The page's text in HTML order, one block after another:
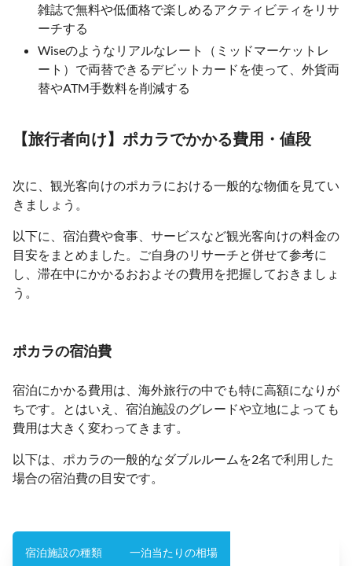
雑誌で無料や低価格で楽しめるアクティビティをリサ
ーチする
Wiseのようなリアルなレート（ミッドマーケットレ
ート）で両替できるデビットカードを使って、外貨両
替やATM手数料を削減する
【旅行者向け】ポカラでかかる費用・値段
次に、観光客向けのポカラにおける一般的な物価を見てい
きましょう。
以下に、宿泊費や食事、サービスなど観光客向けの料金の
目安をまとめました。ご自身のリサーチと併せて参考に
し、滞在中にかかるおおよその費用を把握しておきましょ
う。
ポカラの宿泊費
宿泊にかかる費用は、海外旅行の中でも特に高額になりが
ちです。とはいえ、宿泊施設のグレードや立地によっても
費用は大きく変わってきます。
以下は、ポカラの一般的なダブルルームを2名で利用した
場合の宿泊費の目安です。
宿泊施設の種類 一泊当たりの相場